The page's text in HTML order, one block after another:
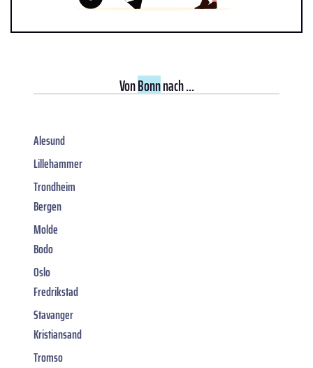
VonBonnnach ...
Alesund
Lillehammer
Trondheim
Bergen
Molde
Bodo
Oslo
Fredrikstad
Stavanger
Kristiansand
Tromso